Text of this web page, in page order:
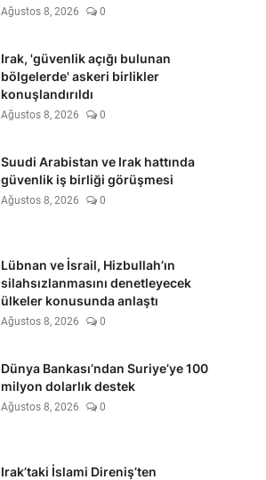
Ağustos 8, 2026 0
Irak, 'güvenlik açığı bulunan
bölgelerde' askeri birlikler
konuşlandırıldı
Ağustos 8, 2026 0
Suudi Arabistan ve Irak hattında
güvenlik iş birliği görüşmesi
Ağustos 8, 2026 0
Lübnan ve İsrail, Hizbullah’ın
silahsızlanmasını denetleyecek
ülkeler konusunda anlaştı
Ağustos 8, 2026 0
Dünya Bankası’ndan Suriye’ye 100
milyon dolarlık destek
Ağustos 8, 2026 0
Irak’taki İslami Direniş’ten